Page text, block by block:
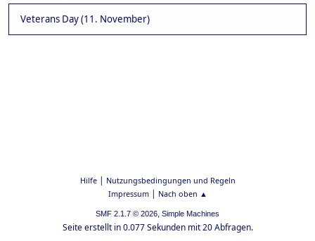
Veterans Day (11. November)
Hilfe| Nutzungsbedingungen und Regeln
Impressum| Nach oben ▲
SMF 2.1.7 © 2026, Simple Machines
Seite erstellt in 0.077 Sekunden mit 20 Abfragen.